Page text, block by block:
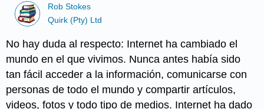
Rob Stokes
Quirk (Pty) Ltd
No hay duda al respecto: Internet ha cambiado el
mundo en el que vivimos. Nunca antes había sido
tan fácil acceder a la información, comunicarse con
personas de todo el mundo y compartir artículos,
videos, fotos y todo tipo de medios. Internet ha dado